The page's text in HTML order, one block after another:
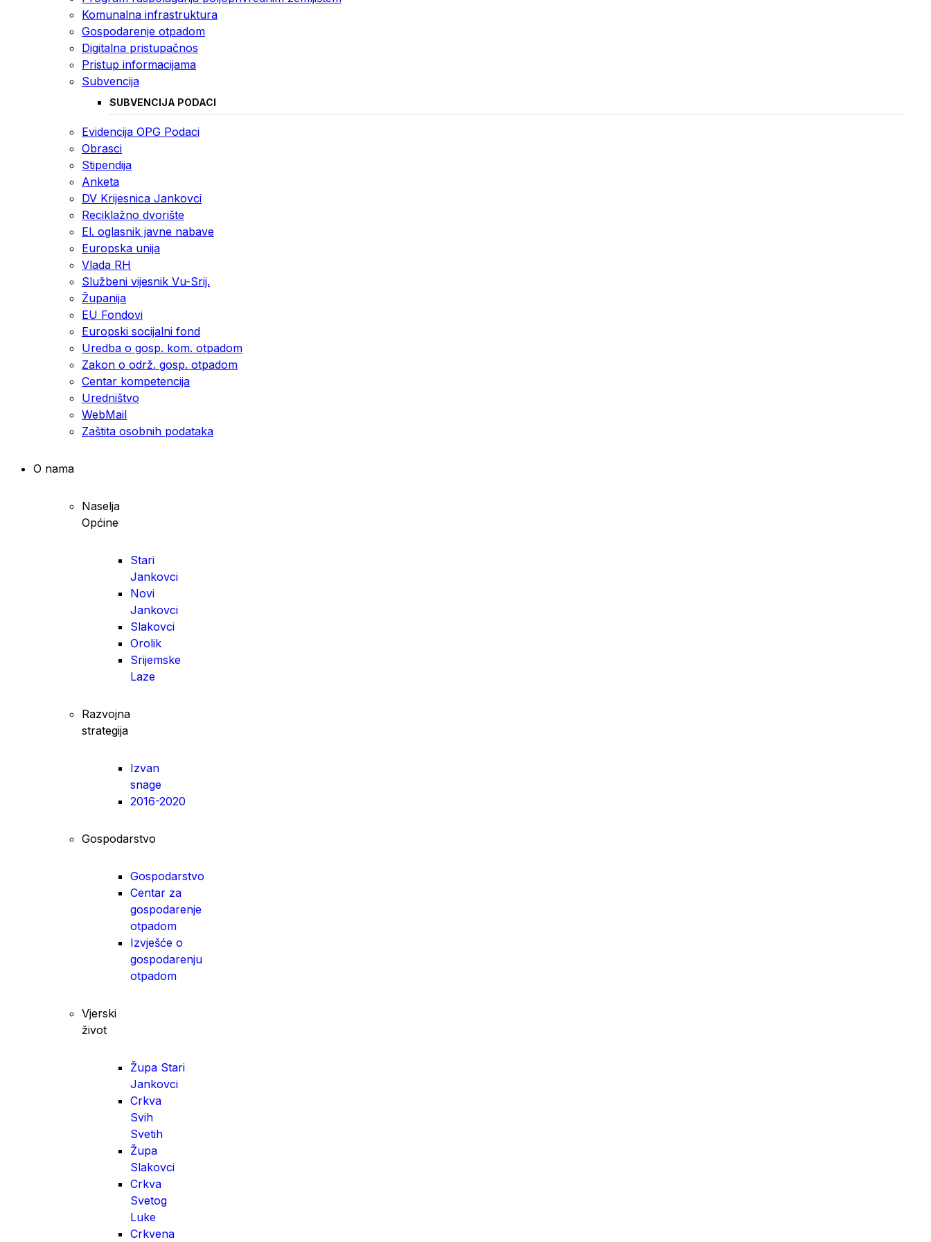
Komunalna infrastruktura
Gospodarenje otpadom
Digitalna pristupačnos
Pristup informacijama
Subvencija
SUBVENCIJA PODACI
Evidencija OPG Podaci
Obrasci
Stipendija
Anketa
DV Krijesnica Jankovci
Reciklažno dvorište
El. oglasnik javne nabave
Europska unija
Vlada RH
Službeni vijesnik Vu-Srij.
Županija
EU Fondovi
Europski socijalni fond
Uredba o gosp. kom. otpadom
Zakon o održ. gosp. otpadom
Centar kompetencija
Uredništvo
WebMail
Zaštita osobnih podataka
O nama
Naselja
Općine
Stari
Jankovci
Novi
Jankovci
Slakovci
Orolik
Srijemske
Laze
Razvojna
strategija
Izvan
snage
2016-2020
Gospodarstvo
Gospodarstvo
Centar za
gospodarenje
otpadom
Izvješće o
gospodarenju
otpadom
Vjerski
život
Župa Stari
Jankovci
Crkva
Svih
Svetih
Župa
Slakovci
Crkva
Svetog
Luke
Crkvena